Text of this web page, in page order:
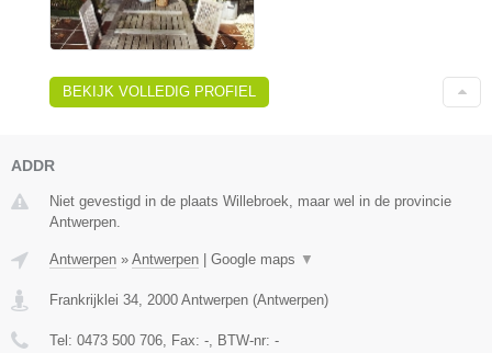
BEKIJK VOLLEDIG PROFIEL
ADDR
Niet gevestigd in de plaats Willebroek, maar wel in de provincie
Antwerpen.
Antwerpen » Antwerpen Google maps ▼
Frankrijklei 34, 2000 Antwerpen (Antwerpen)
Tel: 0473 500 706, Fax: -, BTW-nr: -